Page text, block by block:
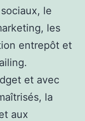
le
les
entrepôt et
et avec
la
aux